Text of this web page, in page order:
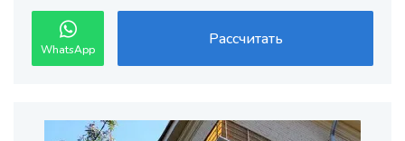
WhatsApp
Рассчитать